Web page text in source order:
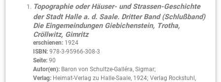
Topographie oder Häuser- und Strassen-Geschichte
der Stadt Halle a. d. Saale. Dritter Band (Schlußband)
Die Eingemeindungen Giebichenstein, Trotha,
Cröllwitz, Gimritz
erschienen: 1924
ISBN: 978-3-95966-308-3
Seite: 90
Autor(en): Baron von Schultze-Galléra, Sigmar;
Verlag: Heimat-Verlag zu Halle-Saale, 1924; Verlag Rockstuhl,